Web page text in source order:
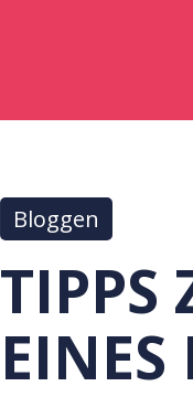
Bloggen
TIPPS
EINES